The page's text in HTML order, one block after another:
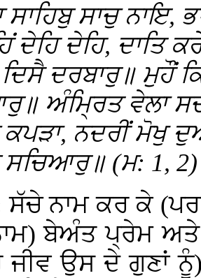
ਸਾਹਿਬੁ ਸਾਚੁ
ਦੇਹਿ ਦੇਹਿ, ਦਾਤਿ
ਦਿਸੈ ਦਰਬਾਰੁ॥ ਮੁਹੌਂ
ਅੰਮ੍ਰਿਤ ਵੇਲਾ
ਨਦਰੀਂ ਮੋਖੁ
(ਮ: 1, 2)
ਸੱਚੇ ਨਾਮ ਕਰ ਕੇ
ਬੇਅੰਤ ਪ੍ਰੇਮ
ਜੀਵ ਉਸ ਦੇ ਗੁਣਾਂ